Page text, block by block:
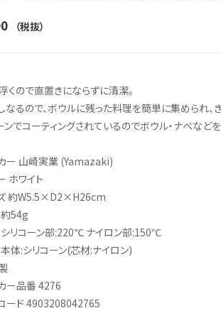
（税抜）
くので直置きにならずに清潔。
なるので、ボウルに残った料理を簡単に集められ、
ンでコーティングされているのでボウル・ナベなど
ー 山崎実業 (Yamazaki)
ホワイト
約W5.5×D2×H26cm
54g
リコーン部:220℃ ナイロン部:150℃
体:シリコーン(芯材:ナイロン)
ー品番 4276
ード 4903208042765